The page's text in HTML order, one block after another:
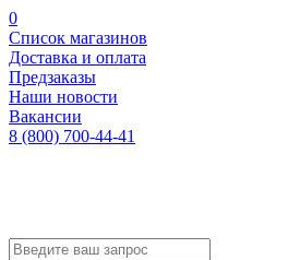
0
Список магазинов
Доставка и оплата
Предзаказы
Наши новости
Вакансии
8 (800) 700-44-41